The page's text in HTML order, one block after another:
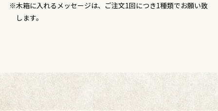
木箱に入れるメッセージは、ご注文1回につき1種類でお願い致
します。